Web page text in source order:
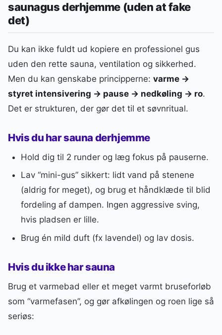
saunagus derhjemme (uden at fake
det)
Du kan ikke fuldt ud kopiere en professionel gus
uden den rette sauna, ventilation og sikkerhed.
Men du kan genskabe principperne: varme →
styret intensivering → pause → nedkøling → ro.
Det er strukturen, der gør det til et søvnritual.
Hvis du har sauna derhjemme
Hold dig til 2 runder og læg fokus på pauserne.
Lav “mini-gus” sikkert: lidt vand på stenene
(aldrig for meget), og brug et håndklæde til blid
fordeling af dampen. Ingen aggressive sving,
hvis pladsen er lille.
Brug én mild duft (fx lavendel) og lav dosis.
Hvis du ikke har sauna
Brug et varmebad eller et meget varmt bruseforløb
som “varmefasen”, og gør afkølingen og roen lige så
seriøs: